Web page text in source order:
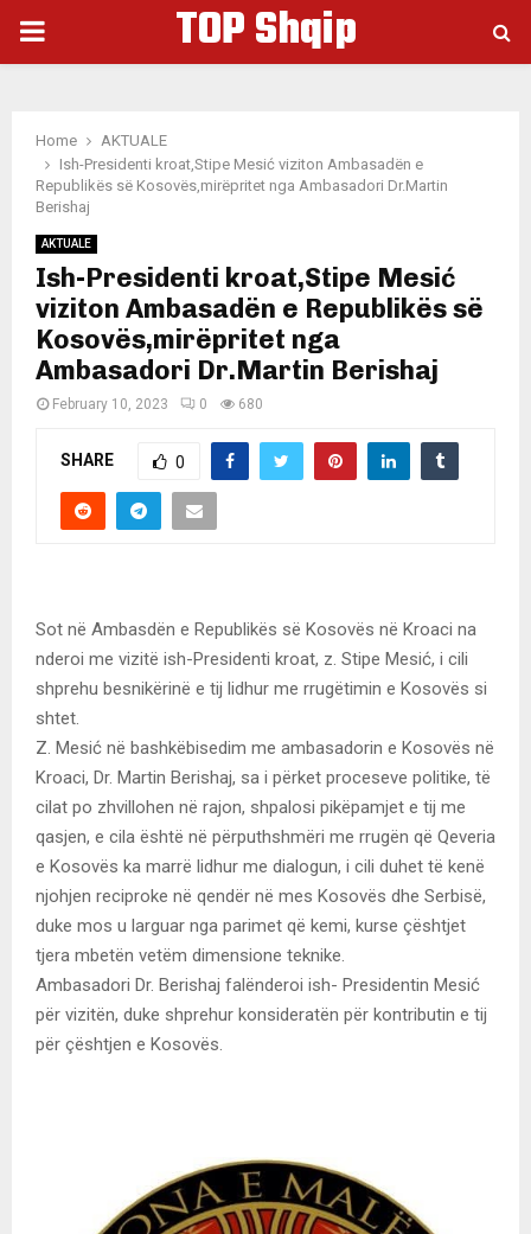
PRIMARY
TOP Shqip
Home
AKTUALE
Ish-Presidenti kroat,Stipe Mesić viziton Ambasadën e
Republikës së Kosovës,mirëpritet nga Ambasadori Dr.Martin
Berishaj
AKTUALE
Ish-Presidenti kroat,Stipe Mesić
viziton Ambasadën e Republikës së
Kosovës,mirëpritet nga
Ambasadori Dr.Martin Berishaj
February 10, 2023 0 680
SHARE 0
Sot në Ambasdën e Republikës së Kosovës në Kroaci na
nderoi me vizitë ish-Presidenti kroat, z. Stipe Mesić, i cili
shprehu besnikërinë e tij lidhur me rrugëtimin e Kosovës si
shtet.
Z. Mesić në bashkëbisedim me ambasadorin e Kosovës në
Kroaci, Dr. Martin Berishaj, sa i përket proceseve politike, të
cilat po zhvillohen në rajon, shpalosi pikëpamjet e tij me
qasjen, e cila është në përputhshmëri me rrugën që Qeveria
e Kosovës ka marrë lidhur me dialogun, i cili duhet të kenë
njohjen reciproke në qendër në mes Kosovës dhe Serbisë,
duke mos u larguar nga parimet që kemi, kurse çështjet
tjera mbetën vetëm dimensione teknike.
Ambasadori Dr. Berishaj falënderoi ish- Presidentin Mesić
për vizitën, duke shprehur konsideratën për kontributin e tij
për çështjen e Kosovës.